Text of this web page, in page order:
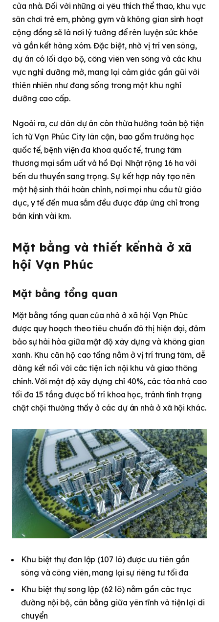
cửa nhà. Đối với những ai yêu thích thể thao, khu vực
sân chơi trẻ em, phòng gym và không gian sinh hoạt
cộng đồng sẽ là nơi lý tưởng để rèn luyện sức khỏe
và gắn kết hàng xóm. Đặc biệt, nhờ vị trí ven sông,
dự án có lối dạo bộ, công viên ven sông và các khu
vực nghỉ dưỡng mở, mang lại cảm giác gần gũi với
thiên nhiên như đang sống trong một khu nghỉ
dưỡng cao cấp.
Ngoài ra, cư dân dự án còn thừa hưởng toàn bộ tiện
ích từ Vạn Phúc City lân cận, bao gồm trường học
quốc tế, bệnh viện đa khoa quốc tế, trung tâm
thương mại sầm uất và hồ Đại Nhật rộng 16 ha với
bến du thuyền sang trọng. Sự kết hợp này tạo nên
một hệ sinh thái hoàn chỉnh, nơi mọi nhu cầu từ giáo
dục, y tế đến mua sắm đều được đáp ứng chỉ trong
bán kính vài km.
Mặt bằng và thiết kếnhà ở xã
hội Vạn Phúc
Mặt bằng tổng quan
Mặt bằng tổng quan của nhà ở xã hội Vạn Phúc
được quy hoạch theo tiêu chuẩn đô thị hiện đại, đảm
bảo sự hài hòa giữa mật độ xây dựng và không gian
xanh. Khu căn hộ cao tầng nằm ở vị trí trung tâm, dễ
dàng kết nối với các tiện ích nội khu và giao thông
chính. Với mật độ xây dựng chỉ 40%, các tòa nhà cao
tối đa 15 tầng được bố trí khoa học, tránh tình trạng
chật chội thường thấy ở các dự án nhà ở xã hội khác.
Khu biệt thự đơn lập (107 lô) được ưu tiên gần
sông và công viên, mang lại sự riêng tư tối đa
Khu biệt thự song lập (62 lô) nằm gần các trục
đường nội bộ, cân bằng giữa yên tĩnh và tiện lợi di
chuyển